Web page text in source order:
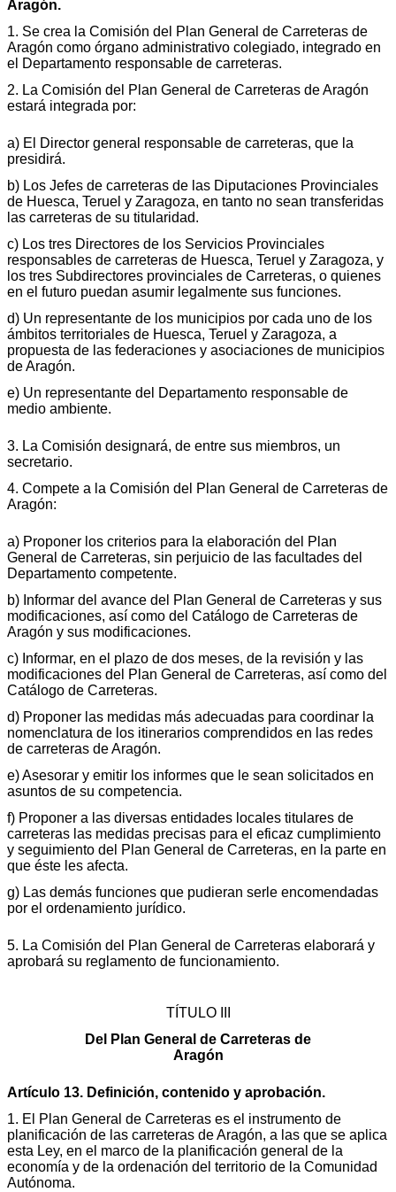
Aragón.
1. Se crea la Comisión del Plan General de Carreteras de
Aragón como órgano administrativo colegiado, integrado en
el Departamento responsable de carreteras.
2. La Comisión del Plan General de Carreteras de Aragón
estará integrada por:
a) El Director general responsable de carreteras, que la
presidirá.
b) Los Jefes de carreteras de las Diputaciones Provinciales
de Huesca, Teruel y Zaragoza, en tanto no sean transferidas
las carreteras de su titularidad.
c) Los tres Directores de los Servicios Provinciales
responsables de carreteras de Huesca, Teruel y Zaragoza, y
los tres Subdirectores provinciales de Carreteras, o quienes
en el futuro puedan asumir legalmente sus funciones.
d) Un representante de los municipios por cada uno de los
ámbitos territoriales de Huesca, Teruel y Zaragoza, a
propuesta de las federaciones y asociaciones de municipios
de Aragón.
e) Un representante del Departamento responsable de
medio ambiente.
3. La Comisión designará, de entre sus miembros, un
secretario.
4. Compete a la Comisión del Plan General de Carreteras de
Aragón:
a) Proponer los criterios para la elaboración del Plan
General de Carreteras, sin perjuicio de las facultades del
Departamento competente.
b) Informar del avance del Plan General de Carreteras y sus
modificaciones, así como del Catálogo de Carreteras de
Aragón y sus modificaciones.
c) Informar, en el plazo de dos meses, de la revisión y las
modificaciones del Plan General de Carreteras, así como del
Catálogo de Carreteras.
d) Proponer las medidas más adecuadas para coordinar la
nomenclatura de los itinerarios comprendidos en las redes
de carreteras de Aragón.
e) Asesorar y emitir los informes que le sean solicitados en
asuntos de su competencia.
f) Proponer a las diversas entidades locales titulares de
carreteras las medidas precisas para el eficaz cumplimiento
y seguimiento del Plan General de Carreteras, en la parte en
que éste les afecta.
g) Las demás funciones que pudieran serle encomendadas
por el ordenamiento jurídico.
5. La Comisión del Plan General de Carreteras elaborará y
aprobará su reglamento de funcionamiento.
TÍTULO III
Del Plan General de Carreteras de
Aragón
Artículo 13. Definición, contenido y aprobación.
1. El Plan General de Carreteras es el instrumento de
planificación de las carreteras de Aragón, a las que se aplica
esta Ley, en el marco de la planificación general de la
economía y de la ordenación del territorio de la Comunidad
Autónoma.